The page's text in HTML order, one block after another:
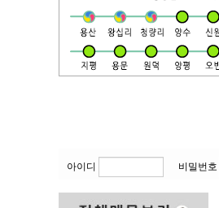
아이디 비밀번호